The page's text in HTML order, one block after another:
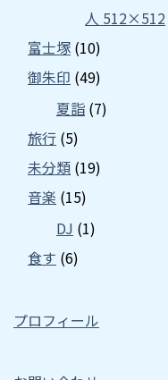
人 512×512
富士塚 (10)
御朱印 (49)
夏詣 (7)
旅行 (5)
未分類 (19)
音楽 (15)
DJ (1)
食す (6)
プロフィール